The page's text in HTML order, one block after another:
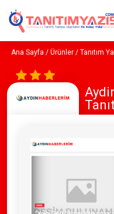
Ana Sayfa / Ürünler / Tanıtım